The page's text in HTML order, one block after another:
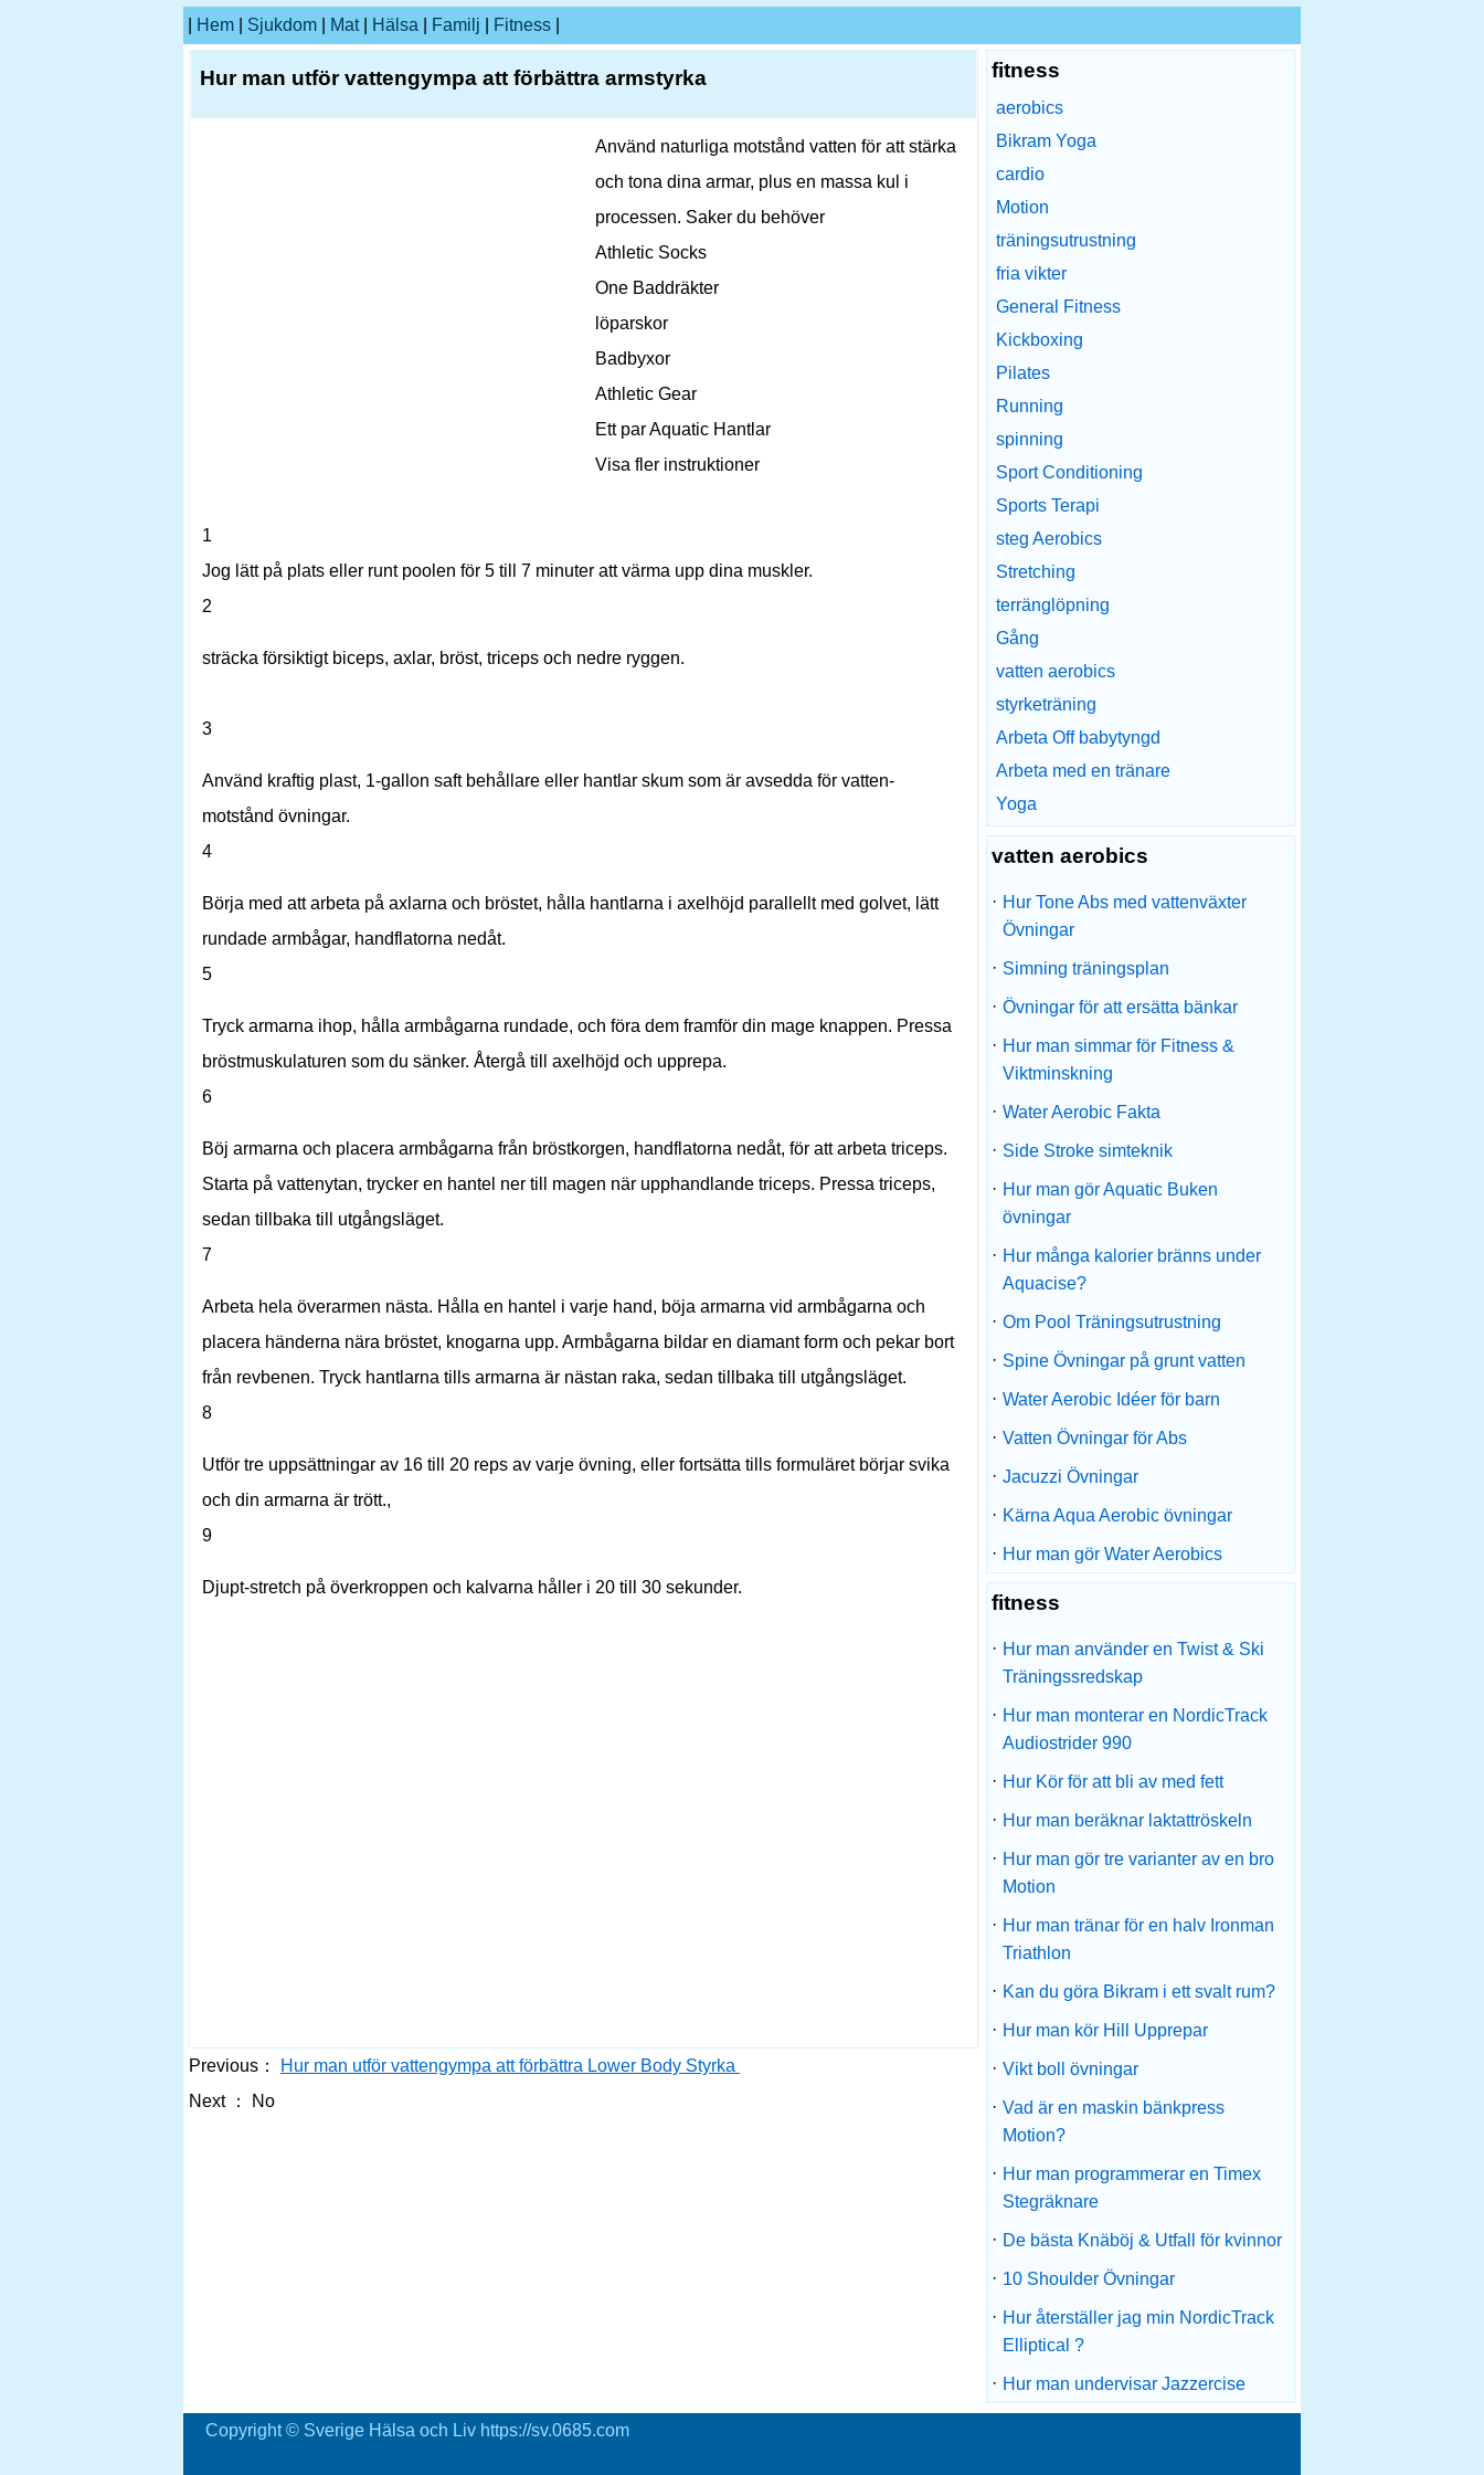
Hem Sjukdom Mat| Hälsa Familj Fitness
Hur man utför vattengympa att förbättra armstyrka
Använd naturliga motstånd vatten för att stärka
och tona dina armar, plus en massa kul i
processen. Saker du behöver
Athletic Socks
One Baddräkter
löparskor
Badbyxor
Athletic Gear
Ett par Aquatic Hantlar
Visa fler instruktioner
1
Jog lätt på plats eller runt poolen för 5 till 7 minuter att värma upp dina muskler.
2
sträcka försiktigt biceps, axlar, bröst, triceps och nedre ryggen.
3
Använd kraftig plast, 1-gallon saft behållare eller hantlar skum som är avsedda för vatten-
motstånd övningar.
4
Börja med att arbeta på axlarna och bröstet, hålla hantlarna i axelhöjd parallellt med golvet, lätt
rundade armbågar, handflatorna nedåt.
5
Tryck armarna ihop, hålla armbågarna rundade, och föra dem framför din mage knappen. Pressa
bröstmuskulaturen som du sänker. Återgå till axelhöjd och upprepa.
6
Böj armarna och placera armbågarna från bröstkorgen, handflatorna nedåt, för att arbeta triceps.
Starta på vattenytan, trycker en hantel ner till magen när upphandlande triceps. Pressa triceps,
sedan tillbaka till utgångsläget.
7
Arbeta hela överarmen nästa. Hålla en hantel i varje hand, böja armarna vid armbågarna och
placera händerna nära bröstet, knogarna upp. Armbågarna bildar en diamant form och pekar bort
från revbenen. Tryck hantlarna tills armarna är nästan raka, sedan tillbaka till utgångsläget.
8
Utför tre uppsättningar av 16 till 20 reps av varje övning, eller fortsätta tills formuläret börjar svika
och din armarna är trött.,
9
Djupt-stretch på överkroppen och kalvarna håller i 20 till 30 sekunder.
Previous：
Hur man utför vattengympa att förbättra Lower Body Styrka
Next ：
No
fitness
aerobics
Bikram Yoga
cardio
Motion
träningsutrustning
fria vikter
General Fitness
Kickboxing
Pilates
Running
spinning
Sport Conditioning
Sports Terapi
steg Aerobics
Stretching
terränglöpning
Gång
vatten aerobics
styrketräning
Arbeta Off babytyngd
Arbeta med en tränare
Yoga
vatten aerobics
· Hur Tone Abs med vattenväxter
Övningar
· Simning träningsplan
· Övningar för att ersätta bänkar
· Hur man simmar för Fitness &
Viktminskning
· Water Aerobic Fakta
· Side Stroke simteknik
· Hur man gör Aquatic Buken
övningar
· Hur många kalorier bränns under
Aquacise?
· Om Pool Träningsutrustning
· Spine Övningar på grunt vatten
· Water Aerobic Idéer för barn
· Vatten Övningar för Abs
· Jacuzzi Övningar
· Kärna Aqua Aerobic övningar
· Hur man gör Water Aerobics
fitness
· Hur man använder en Twist & Ski
Träningssredskap
· Hur man monterar en NordicTrack
Audiostrider 990
· Hur Kör för att bli av med fett
· Hur man beräknar laktattröskeln
· Hur man gör tre varianter av en bro
Motion
· Hur man tränar för en halv Ironman
Triathlon
· Kan du göra Bikram i ett svalt rum?
· Hur man kör Hill Upprepar
· Vikt boll övningar
· Vad är en maskin bänkpress
Motion?
· Hur man programmerar en Timex
Stegräknare
· De bästa Knäböj & Utfall för kvinnor
· 10 Shoulder Övningar
· Hur återställer jag min NordicTrack
Elliptical ?
· Hur man undervisar Jazzercise
Copyright © Sverige Hälsa och Liv https://sv.0685.com